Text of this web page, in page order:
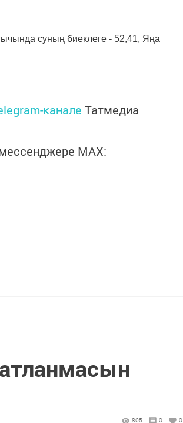
суның биеклеге - 52,41, Яңа
канале Татмедиа
MАХ:
805 0 0